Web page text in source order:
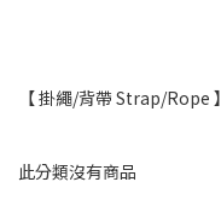
【 掛繩/背帶 Strap/Rope 】
此分類沒有商品